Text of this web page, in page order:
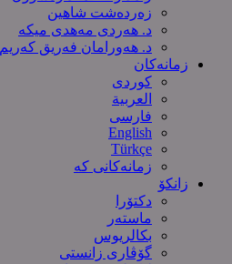
زه‌رده‌شت شاهین
د. هەردی مەهدی میکە
د. هەورامان فەریق كەریم
زمانەکان
کوردی
العربیة
فارسی
English
Türkçe
زمانەکانی کە
زانکۆ
دکتۆرا
ماستەر
بکالریوس
گۆڤاری زانستی